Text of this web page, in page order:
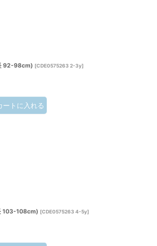
92-98cm) [CDE0575263 2-3y]
ートに入れる
103-108cm) [CDE0575263 4-5y]